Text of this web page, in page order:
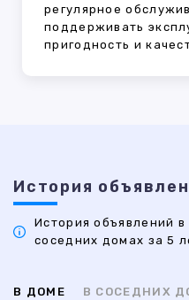
регулярное
поддерживать
пригодность и
История
История объявлений
соседних домах за 5
В ДОМЕ В СОСЕДНИХ